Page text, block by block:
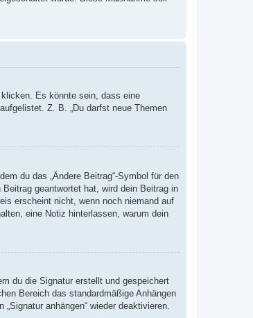
klicken. Es könnte sein, dass eine
Z. B. „Du darfst neue Themen
du das „Ändere Beitrag“-Symbol für den
geantwortet hat, wird dein Beitrag in
erscheint nicht, wenn noch niemand auf
eine Notiz hinterlassen, warum dein
du die Signatur erstellt und gespeichert
Bereich das standardmäßige Anhängen
anhängen“ wieder deaktivieren.